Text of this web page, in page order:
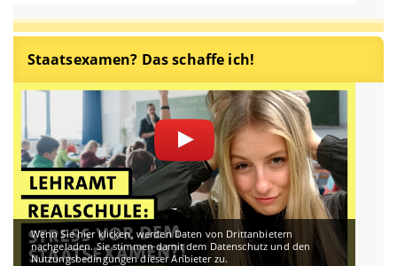
Staatsexamen? Das schaffe ich!
Wenn Sie hier klicken, werden Daten von Drittanbietern
nachgeladen. Sie stimmen damit dem Datenschutz und den
Nutzungsbedingungen dieser Anbieter zu.